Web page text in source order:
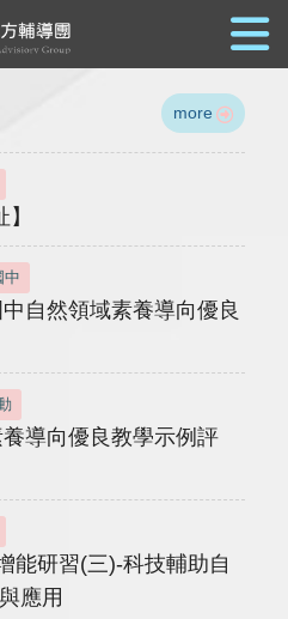
more
中
自然領域素養導向優良
導向優良教學示例評
能研習(三)-科技輔助自
應用